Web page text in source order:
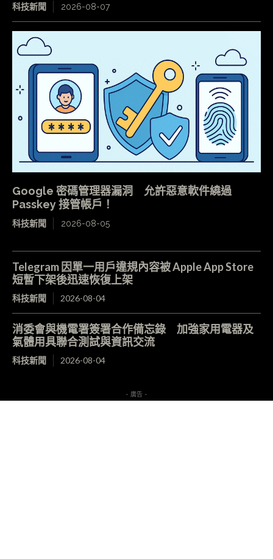
科技新聞 2026-08-07
Google 密碼管理器漏洞 允許惡意軟件繞過
Passkey 接管帳戶！
科技新聞 2026-08-05
Telegram 因單一用戶違規內容被 Apple App Store
短暫下架後迅速恢復上架
科技新聞 2026-08-04
消委會與機電署簽署合作備忘錄 加強家用電器及
氣體用具聯合測試與資訊交流
科技新聞 2026-08-04
- 廣告 -